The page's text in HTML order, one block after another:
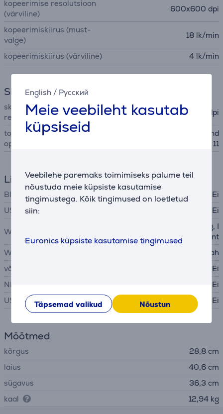
English / Русский
Meie veebileht kasutab
küpsiseid
Veebilehe paremaks toimimiseks palume teil
nõustuda meie küpsiste kasutamise
tingimustega. Kõik tingimused on loetletud
siin:
Euronics küpsiste kasutamise tingimused
Täpsemad valikud Nõustun
kopeerimise resolutsioon
(värviline)
600x600 dpi
kopeerimiskiirus (must-
valge)
18 lk/min
kopeerimiskiirus (värviline) 4 lk/min
Skänner
skaneerimise optiline
resolutsioon
600x600 dpi
toetatavad
operatsioonisüsteemid
Windows 7, Windows 8, Wind
ows 10, Windows 11
Liidesed
Bluetooth
Ei
USB-A 2.0
Ei
WiFi standardid
IEEE 802.11b, IEEE 802.11g, I
EEE 802.11n, AirPrint
WiFi
Jah
võrgukaart
Ei
NFC
Ei
USB-C
Ei
Mõõtmed
kõrgus
28,8 cm
laius
40,6 cm
sügavus
36,3 cm
kaal
12,94 kg